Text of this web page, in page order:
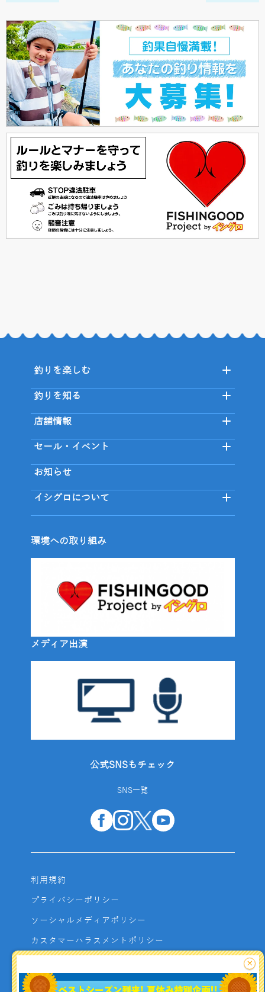
釣りを楽しむ
釣りを知る
店舗情報
セール・イベント
お知らせ
イシグロについて
環境への取り組み
メディア出演
公式SNSもチェック
SNS一覧
利用規約
プライバシーポリシー
ソーシャルメディアポリシー
カスタマーハラスメントポリシー
よくあるご質問
×